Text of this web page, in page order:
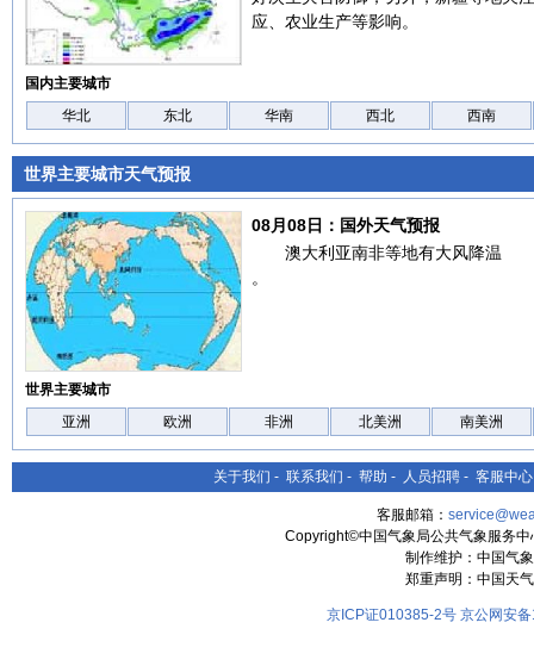
应、农业生产等影响。
国内主要城市
华北
东北 华南 西北 西南
世界主要城市天气预报
08月08日：国外天气预报
澳大利亚南非等地有大风降温
。
世界主要城市
亚洲
欧洲 非洲 北美洲 南美洲
关于我们 - 联系我们 - 帮助 - 人员招聘 - 客服中心
客服邮箱：
Copyright©中国气象局公共气象服务
制作维护：中国气
郑重声明：中国天
京ICP证010385-2号 京公网安